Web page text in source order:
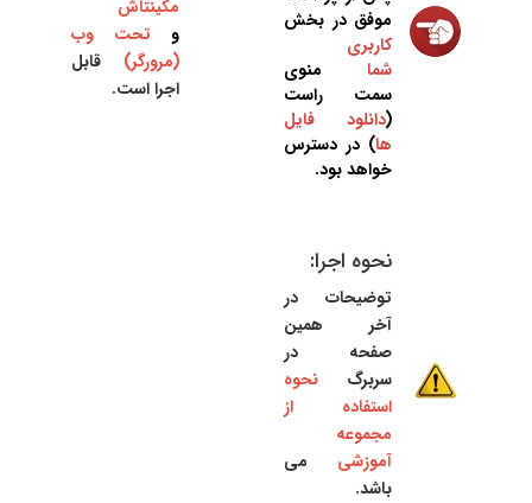
موفق در بخش
کاربری
شما منوی
سمت راست
(دانلود فایل
ها) در دسترس
خواهد بود.
مکینتاش
و تحت وب
(مرورگر) قابل
اجرا است.
نحوه اجرا:
توضیحات در
آخر همین
صفحه در
سربرگ نحوه
استفاده از
مجموعه
آموزشی می
باشد.